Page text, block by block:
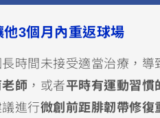
3個月內重返球場
時間未接受適當治療，
師 ，或者平時有運動習慣
進行微創前距腓韌帶修復